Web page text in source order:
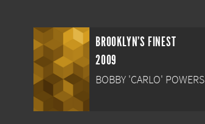
BROOKLYN'S FINEST
2009
BOBBY 'CARLO' POWERS